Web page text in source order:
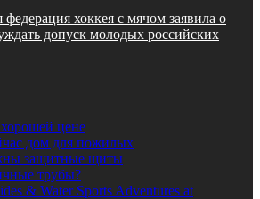
хоккея с мячом заявила о
допуск молодых российских
цене
дом для пожилых
защитные щиты
трубы?
& Water Sports Adventures at